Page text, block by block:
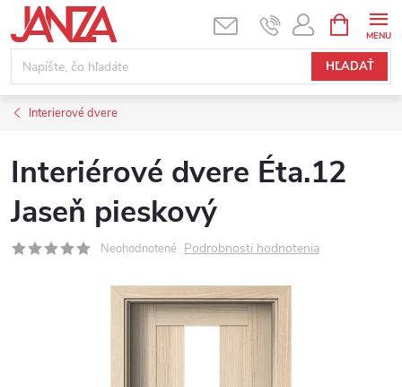
Prejsť na obsah
HĽADAŤ
Interierové dvere
Interiérové dvere Éta.12
Jaseň pieskový
Neohodnotené Podrobnosti hodnotenia